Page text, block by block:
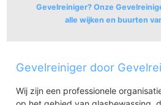
Gevelreiniger? Onze
alle wijken en buurten
Polder Aetsveld
Kanaalzone sector Nigtevecht
Gevelreiniger door
Wij zijn een professionele